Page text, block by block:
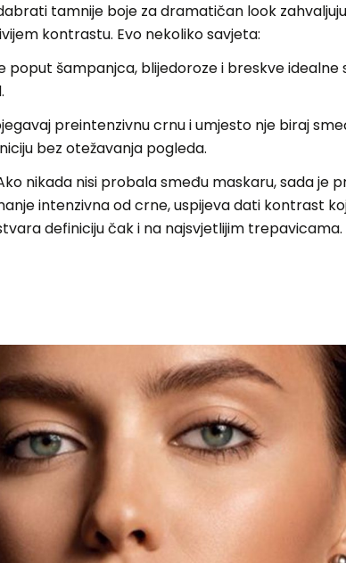
tamnije boje za dramatičan look
kontrastu. Evo nekoliko savjeta:
poput šampanjca, blijedoroze i breskve idealne
preintenzivnu crnu i umjesto nje biraj
bez otežavanja pogleda.
nikada nisi probala smeđu maskaru, sada je
intenzivna od crne, uspijeva dati kontrast
definiciju čak i na najsvjetlijim trepavicama.